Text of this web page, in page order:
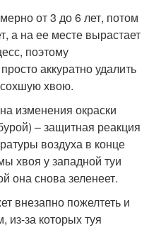
от 3 до 6 лет, потом
а на ее месте вырастает
поэтому
аккуратно удалить
хвою.
изменения окраски
– защитная реакция
воздуха в конце
хвоя у западной туи
она снова зеленеет.
внезапно пожелтеть и
из-за которых туя